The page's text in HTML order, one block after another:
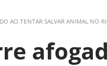
AO TENTAR SALVAR ANIMAL NO